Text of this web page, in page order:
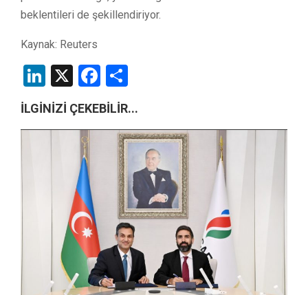
beklentileri de şekillendiriyor.
Kaynak: Reuters
LinkedIn
X Facebook
İLGİNİZİ ÇEKEBİLİR...